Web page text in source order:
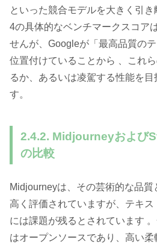
といった競合モデルを大きく引
4の具体的なベンチマークスコア
せんが、Googleが「最高品質の
位置付けていることから 、これ
るか、あるいは凌駕する性能を
す。
2.4.2. Midjourneyおよび
の比較
Midjourneyは、その芸術的な品
高く評価されていますが、テキ
には課題が残るとされています
はオープンソースであり、高い柔